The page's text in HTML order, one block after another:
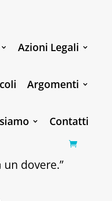
Azioni Legali
Argomenti
Contatti
dovere.”